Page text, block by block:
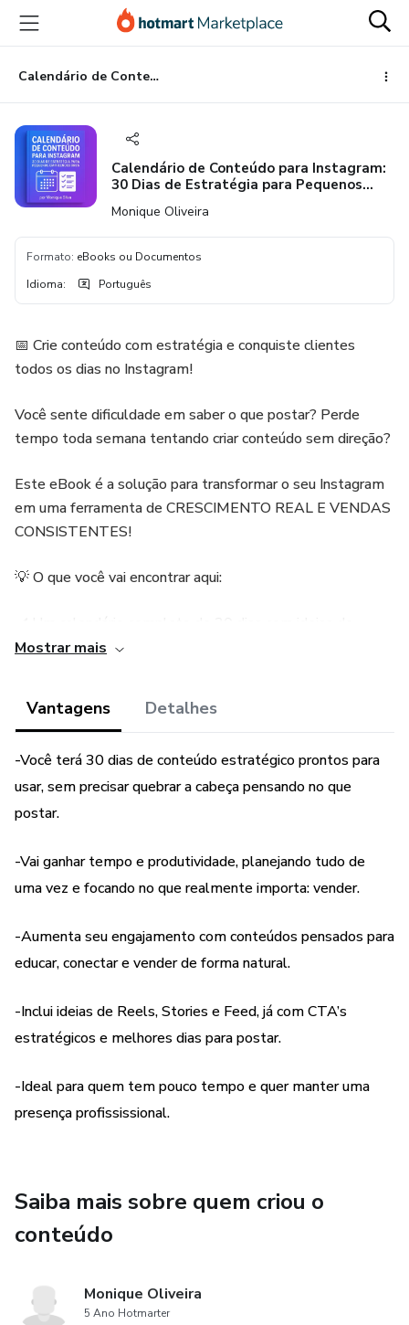
para
conteúdo
principal
para
pagamento
para
rodapé
Calendário de Conteúdo para Instagram: 30 Dias de Estratégia para Pequenos Empreendedores
Calendário de Conteúdo para Instagram:
30 Dias de Estratégia para Pequenos
Monique Oliveira
Formato: eBooks ou Documentos
Idioma: Português
📅 Crie conteúdo com estratégia e conquiste clientes
todos os dias no Instagram!
Você sente dificuldade em saber o que postar? Perde
tempo toda semana tentando criar conteúdo sem direção?
Este eBook é a solução para transformar o seu Instagram
em uma ferramenta de CRESCIMENTO REAL E VENDAS
CONSISTENTES!
💡 O que você vai encontrar aqui:
posts, Reels e Stories
postar
✔️ CTAs estratégicos para gerar engajamento e conversão
✔️ Distribuição inteligente entre conteúdo educativo, de
adaptar tudo ao seu nicho
- Consistência nas postagens sem estresse
- Aumento de engajamento e visibilidade no Instagram
naturalidade
- Mais tempo livre por ter tudo planejado com
Este guia é perfeito para autônomos, empreendedoras e
Mostrar mais
Vantagens Detalhes
-Você terá 30 dias de conteúdo estratégico prontos para
usar, sem precisar quebrar a cabeça pensando no que
postar.
-Vai ganhar tempo e produtividade, planejando tudo de
uma vez e focando no que realmente importa: vender.
-Aumenta seu engajamento com conteúdos pensados para
educar, conectar e vender de forma natural.
-Inclui ideias de Reels, Stories e Feed, já com CTA’s
estratégicos e melhores dias para postar.
-Ideal para quem tem pouco tempo e quer manter uma
presença profississional.
Saiba mais sobre quem criou o
conteúdo
Monique Oliveira
5 Ano Hotmarter